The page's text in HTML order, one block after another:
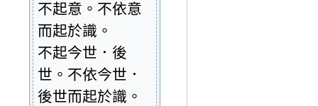
不起意。不依意
而起於識。
不起今世．後
世。不依今世．
後世而起於識。